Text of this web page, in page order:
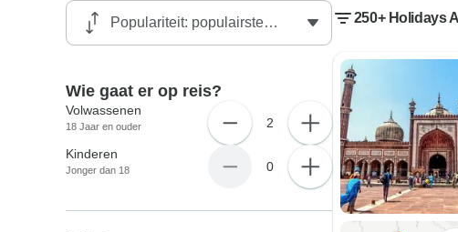
250+ Holidays
Wie gaat er op reis?
Volwassenen
18 Jaar en ouder 2
Kinderen
Jonger dan 18 0